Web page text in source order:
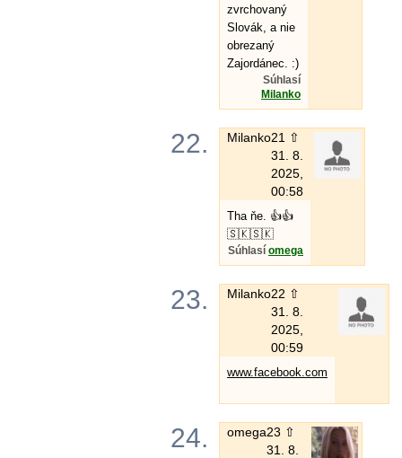
zvrchovaný
Slovák, a nie
obrezaný
Zajordánec. :)
Súhlasí
Milanko
22. Milanko21 ⇧
31. 8.
2025,
00:58
Tha ňe. 👍👍
🇸🇰🇸🇰
Súhlasí omega
23. Milanko22 ⇧
31. 8.
2025,
00:59
www.facebook.com
24. omega23 ⇧
31. 8.